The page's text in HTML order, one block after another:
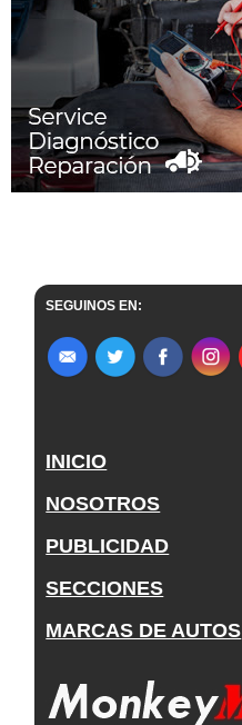
SEGUINOS EN:
INICIO
NOSOTROS
PUBLICIDAD
SECCIONES
MARCAS DE AUTOS